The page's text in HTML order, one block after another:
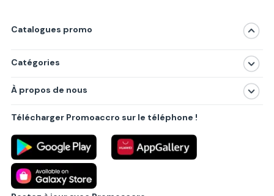
Catalogues promo
Catégories
Produits
Villes principales
À propos de nous
Politique de confidentialité
Règlements
Partenariat B2B
Blog
Contact
Télécharger Promoaccro sur le téléphone !